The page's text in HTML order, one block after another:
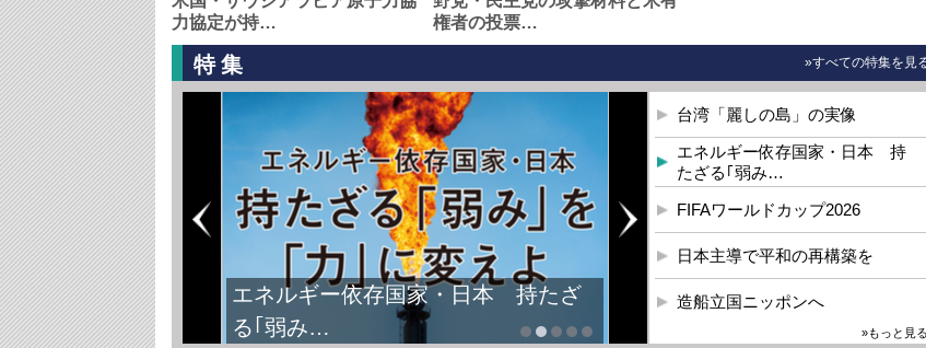
力協定が持…
権者の投票…
特集 »すべての特集を見
エネルギー依存国家・日本 持たざ
る｢弱み…
台湾「麗しの島」の実像
エネルギー依存国家・日本 持
たざる｢弱み…
FIFAワールドカップ2026
日本主導で平和の再構築を
造船立国ニッポンへ
»もっと見る